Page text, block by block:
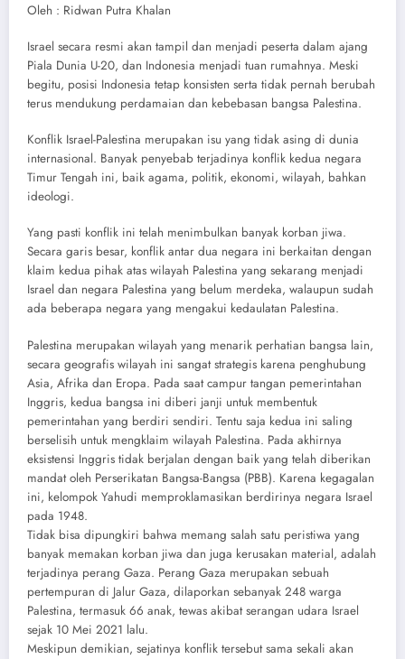
Oleh : Ridwan Putra Khalan
Israel secara resmi akan tampil dan menjadi peserta dalam ajang
Piala Dunia U-20, dan Indonesia menjadi tuan rumahnya. Meski
begitu, posisi Indonesia tetap konsisten serta tidak pernah berubah
terus mendukung perdamaian dan kebebasan bangsa Palestina.
Konflik Israel-Palestina merupakan isu yang tidak asing di dunia
internasional. Banyak penyebab terjadinya konflik kedua negara
Timur Tengah ini, baik agama, politik, ekonomi, wilayah, bahkan
ideologi.
Yang pasti konflik ini telah menimbulkan banyak korban jiwa.
Secara garis besar, konflik antar dua negara ini berkaitan dengan
klaim kedua pihak atas wilayah Palestina yang sekarang menjadi
Israel dan negara Palestina yang belum merdeka, walaupun sudah
ada beberapa negara yang mengakui kedaulatan Palestina.
Palestina merupakan wilayah yang menarik perhatian bangsa lain,
secara geografis wilayah ini sangat strategis karena penghubung
Asia, Afrika dan Eropa. Pada saat campur tangan pemerintahan
Inggris, kedua bangsa ini diberi janji untuk membentuk
pemerintahan yang berdiri sendiri. Tentu saja kedua ini saling
berselisih untuk mengklaim wilayah Palestina. Pada akhirnya
eksistensi Inggris tidak berjalan dengan baik yang telah diberikan
mandat oleh Perserikatan Bangsa-Bangsa (PBB). Karena kegagalan
ini, kelompok Yahudi memproklamasikan berdirinya negara Israel
pada 1948.
Tidak bisa dipungkiri bahwa memang salah satu peristiwa yang
banyak memakan korban jiwa dan juga kerusakan material, adalah
terjadinya perang Gaza. Perang Gaza merupakan sebuah
pertempuran di Jalur Gaza, dilaporkan sebanyak 248 warga
Palestina, termasuk 66 anak, tewas akibat serangan udara Israel
sejak 10 Mei 2021 lalu.
Meskipun demikian, sejatinya konflik tersebut sama sekali akan